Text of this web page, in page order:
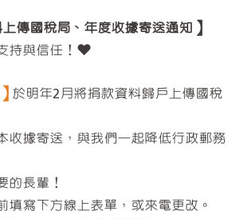
上傳國稅局、年度收據寄送通知】
持與信任！❤️
於明年2月將捐款資料歸戶上傳國稅
收據寄送，與我們一起降低行政郵務
的長輩！
填寫下方線上表單，或來電更改。